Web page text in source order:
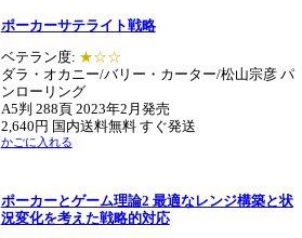
ポーカーサテライト戦略
ベテラン度: ★☆☆
ダラ・オカニー/バリー・カーター/松山宗彦 パ
ンローリング
A5判 288頁 2023年2月発売
2,640円 国内送料無料 すぐ発送
かごに入れる
ポーカーとゲーム理論2 最適なレンジ構築と状
況変化を考えた戦略的対応